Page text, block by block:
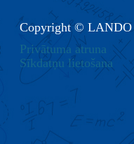
Copyright © LANDO
Privātuma atruna
Sīkdatņu lietošana